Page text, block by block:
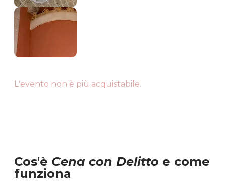
L'evento non è più acquistabile.
Cos'è Cena con Delitto e come
funziona